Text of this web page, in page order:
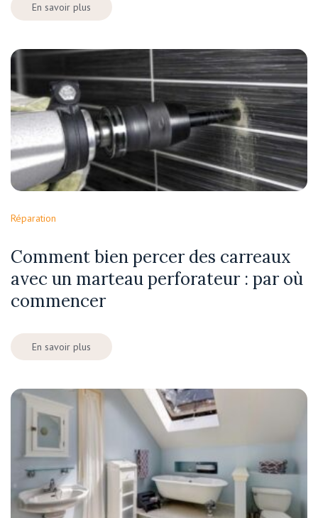
En savoir plus
Réparation
Comment bien percer des carreaux
avec un marteau perforateur : par où
commencer
En savoir plus